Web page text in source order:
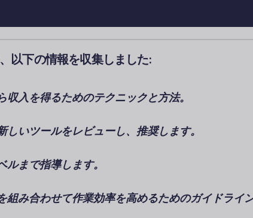
以下の情報を収集しました:
収入を得るためのテクニックと方法。
しいツールをレビューし、推奨します。
まで指導します。
組み合わせて作業効率を高めるためのガイドライン